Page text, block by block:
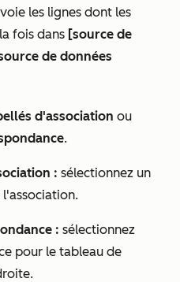
les lignes dont les
fois dans [source de
de données
d'association ou
.
: sélectionnez un
: sélectionnez
pour le tableau de